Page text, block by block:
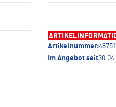
Artikelnummer:
Im Angebot seit